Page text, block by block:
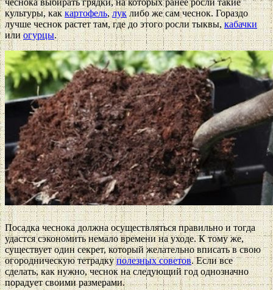
культуры, каккартофель,луклибо же сам чеснок. Гораздо
лучше чеснок растет там, где до этого росли тыквы,кабачки
илиогурцы.
Посадка чеснока должна осуществляться правильно и тогда
удастся сэкономить немало времени на уходе. К тому же,
существует один секрет, который желательно вписать в свою
огородническую тетрадкуполезных советов. Если все
сделать, как нужно, чеснок на следующий год однозначно
порадует своими размерами.